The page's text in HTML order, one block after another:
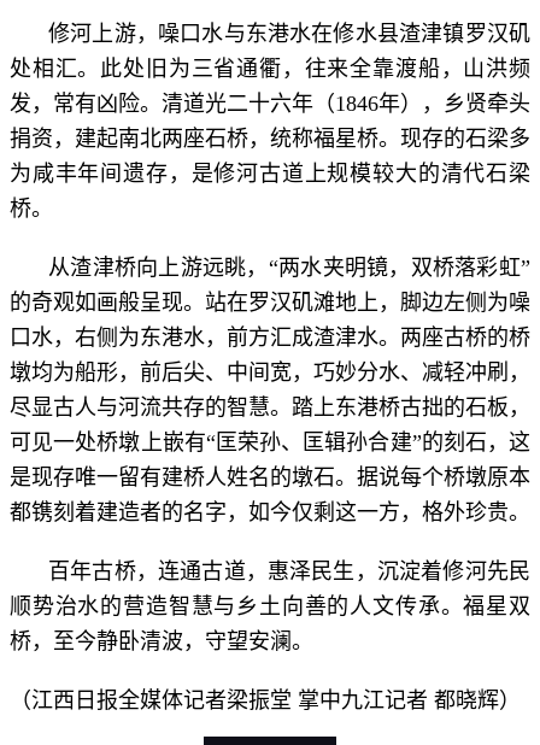
修河上游，噪口水与东港水在修水县渣津镇罗汉矶
处相汇。此处旧为三省通衢，往来全靠渡船，山洪频
发，常有凶险。清道光二十六年（1846年），乡贤牵头
捐资，建起南北两座石桥，统称福星桥。现存的石梁多
为咸丰年间遗存，是修河古道上规模较大的清代石梁
桥。
从渣津桥向上游远眺，“两水夹明镜，双桥落彩虹”
的奇观如画般呈现。站在罗汉矶滩地上，脚边左侧为噪
口水，右侧为东港水，前方汇成渣津水。两座古桥的桥
墩均为船形，前后尖、中间宽，巧妙分水、减轻冲刷，
尽显古人与河流共存的智慧。踏上东港桥古拙的石板，
可见一处桥墩上嵌有“匡荣孙、匡辑孙合建”的刻石，这
是现存唯一留有建桥人姓名的墩石。据说每个桥墩原本
都镌刻着建造者的名字，如今仅剩这一方，格外珍贵。
百年古桥，连通古道，惠泽民生，沉淀着修河先民
顺势治水的营造智慧与乡土向善的人文传承。福星双
桥，至今静卧清波，守望安澜。
（江西日报全媒体记者梁振堂 掌中九江记者 都晓辉）